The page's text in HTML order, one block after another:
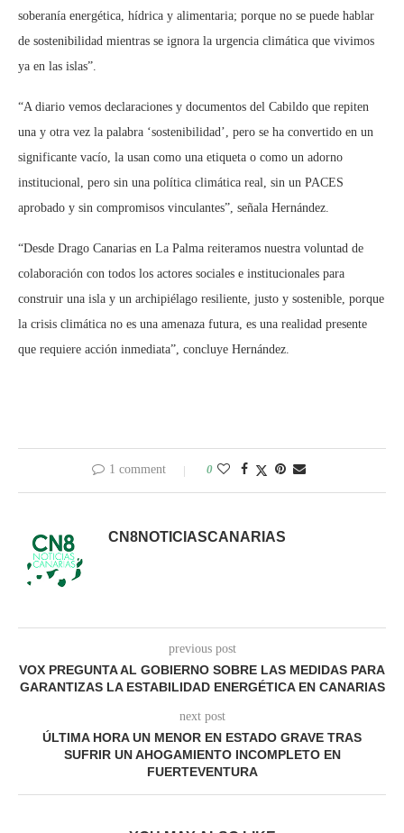
soberanía energética, hídrica y alimentaria; porque no se puede hablar
de sostenibilidad mientras se ignora la urgencia climática que vivimos
ya en las islas”.
“A diario vemos declaraciones y documentos del Cabildo que repiten
una y otra vez la palabra ‘sostenibilidad’, pero se ha convertido en un
significante vacío, la usan como una etiqueta o como un adorno
institucional, pero sin una política climática real, sin un PACES
aprobado y sin compromisos vinculantes”, señala Hernández.
“Desde Drago Canarias en La Palma reiteramos nuestra voluntad de
colaboración con todos los actores sociales e institucionales para
construir una isla y un archipiélago resiliente, justo y sostenible, porque
la crisis climática no es una amenaza futura, es una realidad presente
que requiere acción inmediata”, concluye Hernández.
1 comment 0
CN8NOTICIASCANARIAS
previous post
VOX PREGUNTA AL GOBIERNO SOBRE LAS MEDIDAS PARA
GARANTIZAS LA ESTABILIDAD ENERGÉTICA EN CANARIAS
next post
ÚLTIMA HORA UN MENOR EN ESTADO GRAVE TRAS
SUFRIR UN AHOGAMIENTO INCOMPLETO EN
FUERTEVENTURA